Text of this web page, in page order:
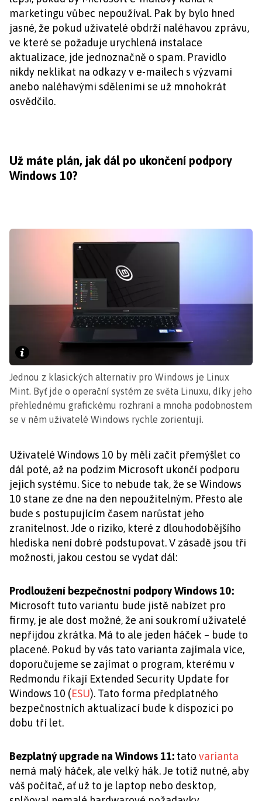
marketingu vůbec nepoužíval. Pak by bylo hned
jasné, že pokud uživatelé obdrží naléhavou zprávu,
ve které se požaduje urychlená instalace
aktualizace, jde jednoznačně o spam. Pravidlo
nikdy neklikat na odkazy v e-mailech s výzvami
anebo naléhavými sděleními se už mnohokrát
osvědčilo.
Už máte plán, jak dál po ukončení podpory
Windows 10?
Jednou z klasických alternativ pro Windows je Linux
Mint. Byť jde o operační systém ze světa Linuxu, díky jeho
přehlednému grafickému rozhraní a mnoha podobnostem
se v něm uživatelé Windows rychle zorientují.
Uživatelé Windows 10 by měli začít přemýšlet co
dál poté, až na podzim Microsoft ukončí podporu
jejich systému. Sice to nebude tak, že se Windows
10 stane ze dne na den nepoužitelným. Přesto ale
bude s postupujícím časem narůstat jeho
zranitelnost. Jde o riziko, které z dlouhodobějšího
hlediska není dobré podstupovat. V zásadě jsou tři
možnosti, jakou cestou se vydat dál:
Prodloužení bezpečnostní podpory Windows 10:
Microsoft tuto variantu bude jistě nabízet pro
firmy, je ale dost možné, že ani soukromí uživatelé
nepřijdou zkrátka. Má to ale jeden háček – bude to
placené. Pokud by vás tato varianta zajímala více,
doporučujeme se zajímat o program, kterému v
Redmondu říkají Extended Security Update for
Windows 10 (ESU). Tato forma předplatného
bezpečnostních aktualizací bude k dispozici po
dobu tří let.
Bezplatný upgrade na Windows 11: tato varianta
nemá malý háček, ale velký hák. Je totiž nutné, aby
váš počítač, ať už to je laptop nebo desktop,